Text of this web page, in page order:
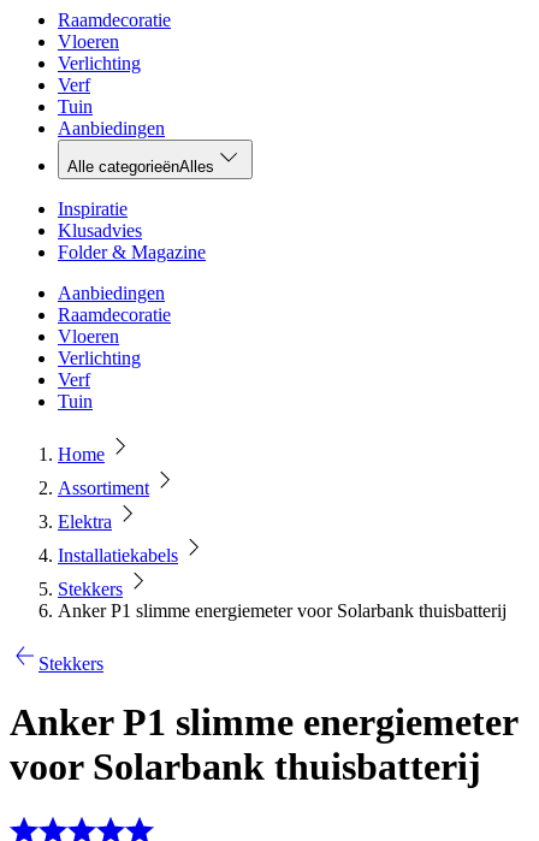
Raamdecoratie
Vloeren
Verlichting
Verf
Tuin
Aanbiedingen
Alle categorieënAlles
Inspiratie
Klusadvies
Folder & Magazine
Aanbiedingen
Raamdecoratie
Vloeren
Verlichting
Verf
Tuin
Home
Assortiment
Elektra
Installatiekabels
Stekkers
Anker P1 slimme energiemeter voor Solarbank thuisbatterij
Stekkers
Anker P1 slimme energiemeter
voor Solarbank thuisbatterij